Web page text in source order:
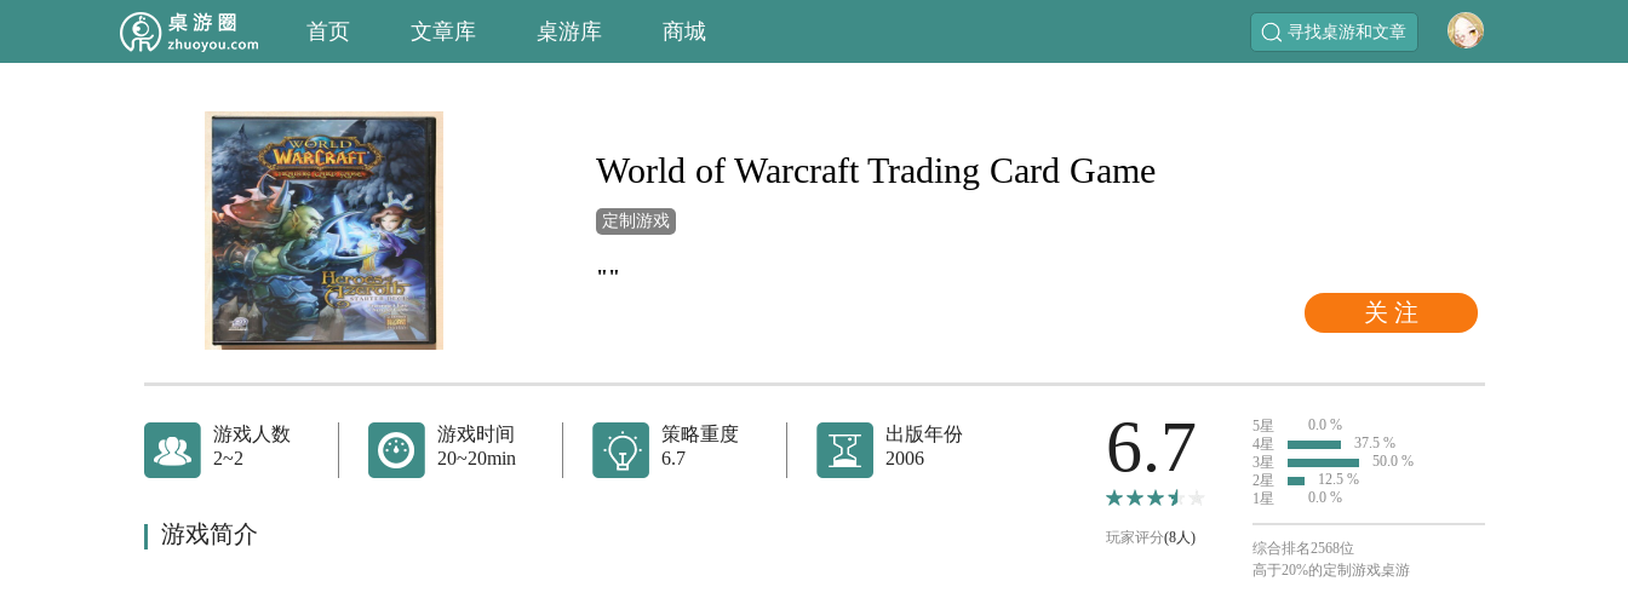
首页 文章库 桌游库 商城 寻找桌游和文章
关 注
World of Warcraft Trading Card Game
定制游戏
""
游戏人数
2~2
游戏时间
20~20min
策略重度
6.7
出版年份
2006
游戏简介
6.7
玩家评分(8人)
5星
0.0 %
4星
37.5 %
3星
50.0 %
2星
12.5 %
1星
0.0 %
综合排名2568位
高于20%的定制游戏桌游